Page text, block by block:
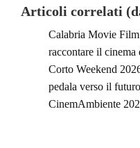
Articoli correlati
Calabria Movie
raccontare il cinema
Corto Weekend
pedala verso il futuro
CinemAmbiente